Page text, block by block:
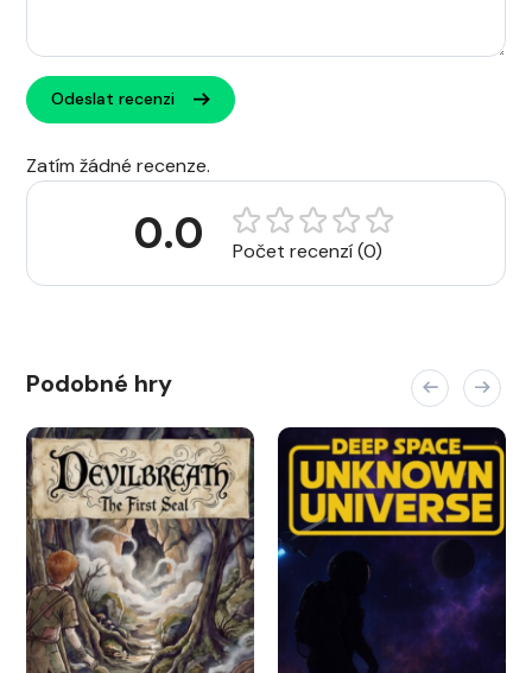
Odeslat recenzi
Zatím žádné recenze.
0.0 Počet recenzí (0)
Podobné hry